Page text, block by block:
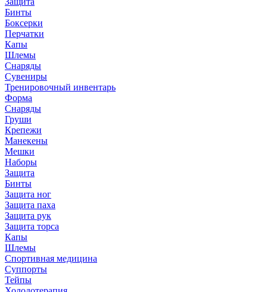
Бинты
Боксерки
Перчатки
Капы
Шлемы
Снаряды
Сувениры
Тренировочный инвентарь
Форма
Снаряды
Груши
Крепежи
Манекены
Мешки
Наборы
Защита
Бинты
Защита ног
Защита паха
Защита рук
Защита торса
Капы
Шлемы
Спортивная медицина
Суппорты
Тейпы